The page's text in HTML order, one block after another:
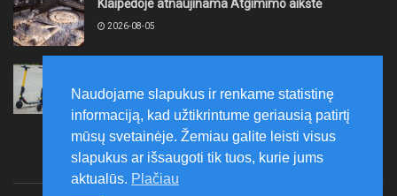
Klaipėdoje atnaujinama Atgimimo aikštė
2026-08-05
ruošiasi paminėti Tarptautinę jaunimo dieną
2026-08-05
Naudojame slapukus ir renkame statistinę
informaciją, kad užtikrintume geriausią patirtį
mūsų svetainėje. Žemiau galite leisti visus
slapukus ar išsaugoti tik tuos, kurie jums
aktualūs. Plačiau